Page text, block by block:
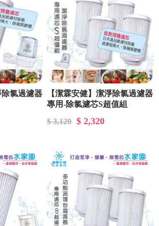
除氯過濾器
【潔霖安健】潔淨除氯過濾器
專用-除氯濾芯S超值組
$ 3,120
$ 2,320